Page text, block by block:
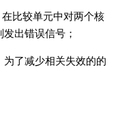
比较单元中对两个核
出错误信号；
了减少相关失效的的